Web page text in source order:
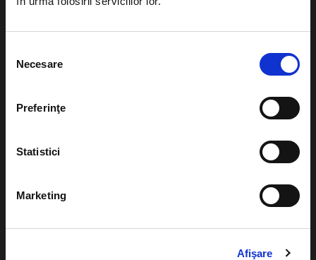
consimțământului
Necesare
Preferinţe
Statistici
Marketing
Afişare
Evenimente
Teatru
festivaluri
Diverse